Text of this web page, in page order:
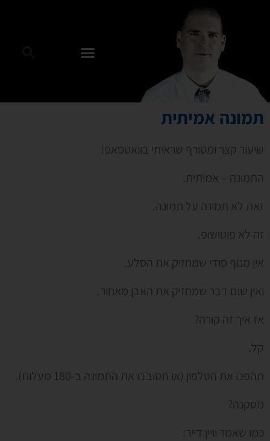
תמונה אמיתית
שיעור קצר ומטורף שראיתי בוואטסאפ!
התמונה – אמיתית.
זאת לא תמונה על תמונה.
זה לא פוטושופ.
אין מנוף סודי שמחזיק את הסלע.
ואין שום דבר שמחזיק את האבן מאחור.
אז איך זה קורה?
קל.
תהפכו את הטלפון (או תסובבו את התמונה ב-180 מעלות).
מסקנה?
כמו שאמר וויין דייר: